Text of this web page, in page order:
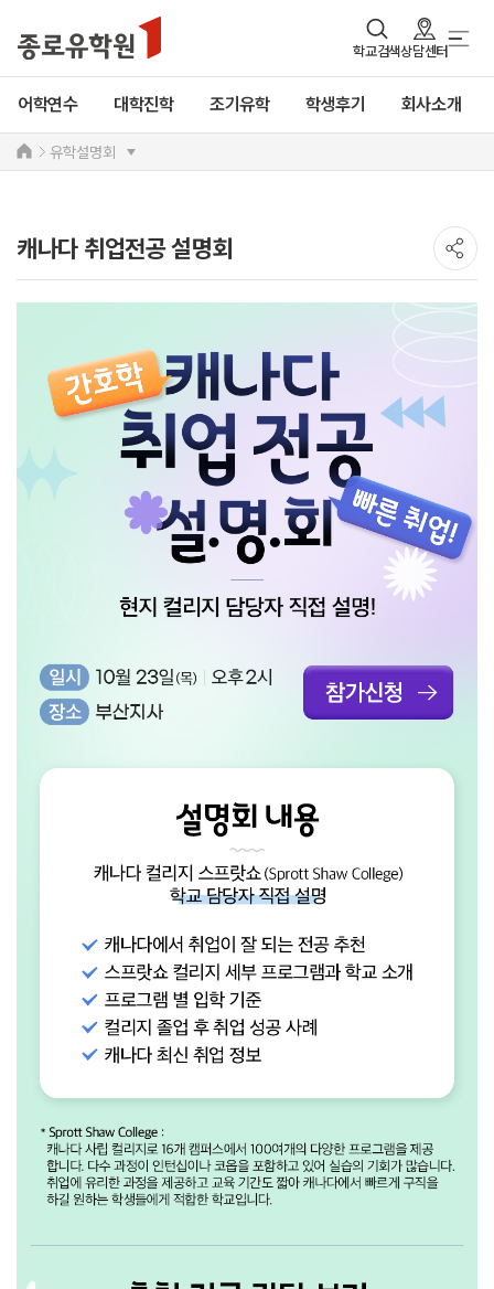
학교검색상담센터
어학연수 대학진학 조기유학 학생후기 회사소개
유학설명회
캐나다 취업전공 설명회